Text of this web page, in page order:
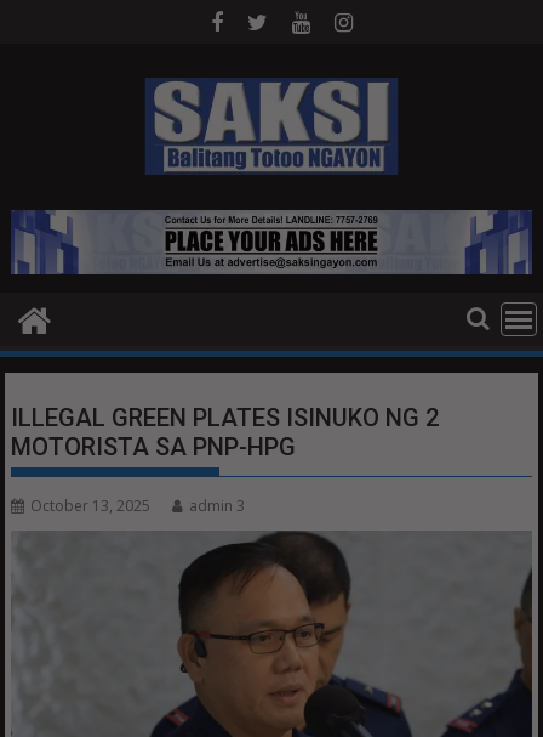
ILLEGAL GREEN PLATES ISINUKO NG 2
MOTORISTA SA PNP-HPG
October 13, 2025 admin 3